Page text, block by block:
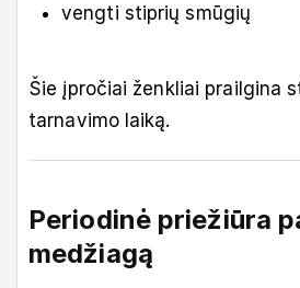
vengti stiprių smūgių
Šie įpročiai ženkliai prailgina
tarnavimo laiką.
Periodinė priežiūra
medžiagą